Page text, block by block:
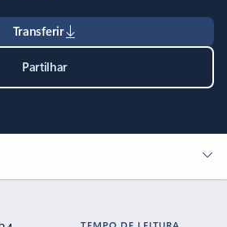
Transferir
Partilhar
TEMPO DE LEITURA